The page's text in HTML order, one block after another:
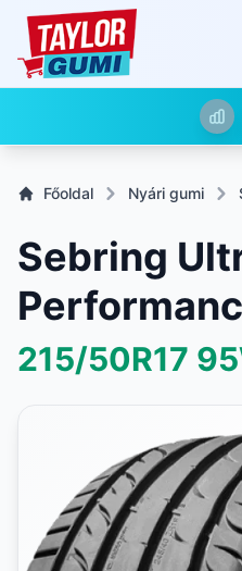
Főoldal Nyári gumi
Sebring
215/50R17